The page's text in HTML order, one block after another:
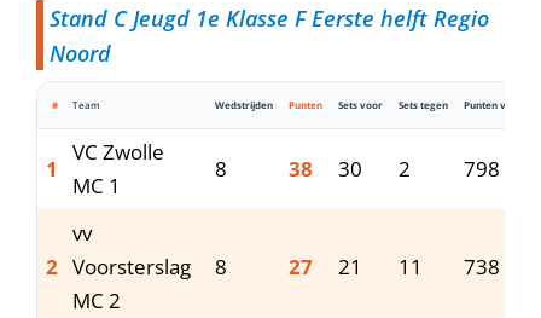
Stand C Jeugd 1e Klasse F Eerste helft Regio
Noord
# Team Wedstrijden Punten Sets voor Sets tegen Punten voor
1
VC Zwolle
MC 1
8 38 30 2 798
2
vv
Voorsterslag
MC 2
8 27 21 11 738